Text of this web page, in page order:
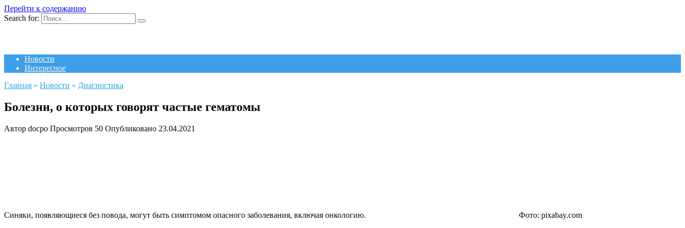
Перейти к содержанию
Search for:
Новости
Интересное
Главная » Новости » Диагностика
Болезни, о которых говорят частые гематомы
Автор docpo Просмотров 50 Опубликовано 23.04.2021
Синяки, появляющиеся без повода, могут быть симптомом опасного заболевания, включая онкологию.
Фото: pixabay.com